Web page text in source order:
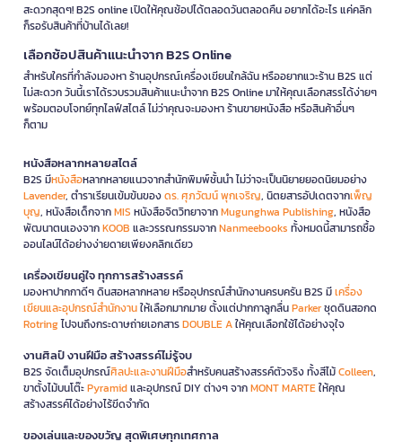
สะดวกสุดๆ! B2S online เปิดให้คุณช้อปได้ตลอดวันตลอดคืน อยากได้อะไร แค่คลิก
ก็รอรับสินค้าที่บ้านได้เลย!
เลือกช้อปสินค้าแนะนำจาก B2S Online
สำหรับใครที่กำลังมองหา ร้านอุปกรณ์เครื่องเขียนใกล้ฉัน หรืออยากแวะร้าน B2S แต่
ไม่สะดวก วันนี้เราได้รวบรวมสินค้าแนะนำจาก B2S Online มาให้คุณเลือกสรรได้ง่ายๆ
พร้อมตอบโจทย์ทุกไลฟ์สไตล์ ไม่ว่าคุณจะมองหา ร้านขายหนังสือ หรือสินค้าอื่นๆ
ก็ตาม
หนังสือหลากหลายสไตล์
B2S มีหนังสือหลากหลายแนวจากสำนักพิมพ์ชั้นนำ ไม่ว่าจะเป็นนิยายยอดนิยมอย่าง
Lavender, ตำราเรียนเข้มข้นของดร. ศุภวัฒน์ พุกเจริญ, นิตยสารอัปเดตจากเพ็ญ
บุญ, หนังสือเด็กจากMIS หนังสือจิตวิทยาจากMugunghwa Publishing, หนังสือ
พัฒนาตนเองจากKOOB และวรรณกรรมจากNanmeebooks ทั้งหมดนี้สามารถซื้อ
ออนไลน์ได้อย่างง่ายดายเพียงคลิกเดียว
เครื่องเขียนคู่ใจ ทุกการสร้างสรรค์
มองหาปากกาดีๆ ดินสอหลากหลาย หรืออุปกรณ์สำนักงานครบครัน B2S มีเครื่อง
เขียนและอุปกรณ์สำนักงานให้เลือกมากมาย ตั้งแต่ปากกาลูกลื่นParkerชุดดินสอกด
Rotringไปจนถึงกระดาษถ่ายเอกสารDOUBLE Aให้คุณเลือกใช้ได้อย่างจุใจ
งานศิลป์ งานฝีมือ สร้างสรรค์ไม่รู้จบ
B2S จัดเต็มอุปกรณ์ศิลปะและงานฝีมือสำหรับคนสร้างสรรค์ตัวจริง ทั้งสีไม้Colleen,
ขาตั้งไม้บนโต๊ะPyramidและอุปกรณ์ DIY ต่างๆ จากMONT MARTEให้คุณ
สร้างสรรค์ได้อย่างไร้ขีดจำกัด
ของเล่นและของขวัญ สุดพิเศษทุกเทศกาล